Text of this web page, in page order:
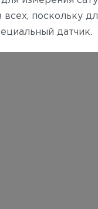
поскольку
датчик.